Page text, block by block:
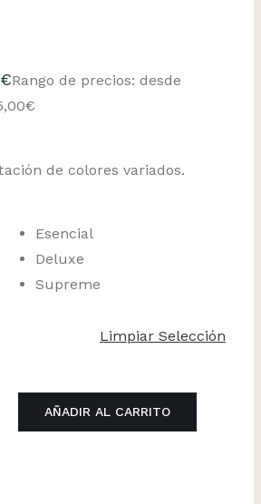
€Rango de precios: desde
de colores variados.
Esencial
Deluxe
Supreme
Limpiar Selección
AÑADIR AL CARRITO